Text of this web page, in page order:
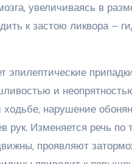
увеличиваясь в
к застою ликвора –
эпилептические
и
нарушение
рук. Изменяется речь
проявляют